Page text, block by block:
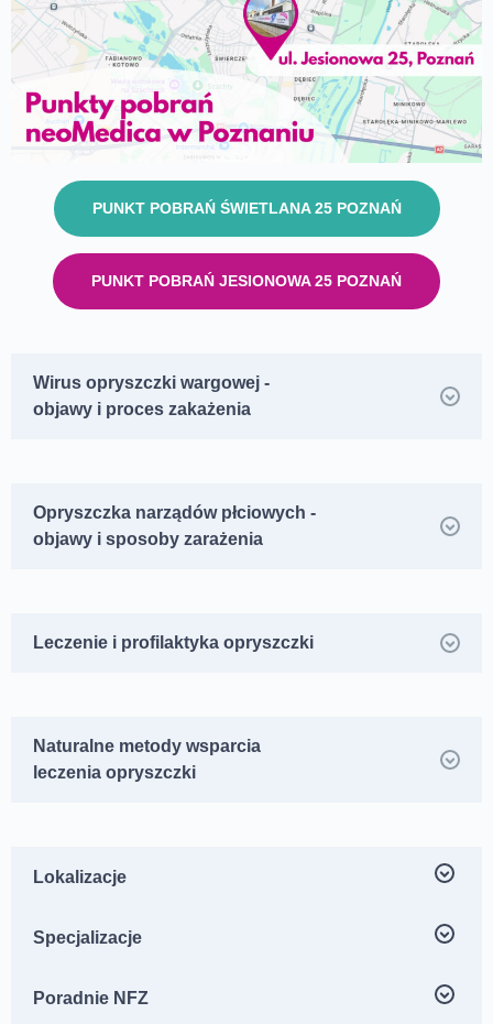
PUNKT POBRAŃ ŚWIETLANA 25 POZNAŃ
PUNKT POBRAŃ JESIONOWA 25 POZNAŃ
Wirus opryszczki wargowej -
objawy i proces zakażenia
Opryszczka narządów płciowych -
objawy i sposoby zarażenia
Leczenie i profilaktyka opryszczki
Naturalne metody wsparcia
leczenia opryszczki
Lokalizacje
Centrum Medyczne neoMedica ul. Jesionowa 25,
Lekarz rodzinny NFZ – Jesionowa 25 Poznań
Centrum Medyczne neoMedica – ul. Kościelna 33/u4,
Specjalizacje
Poradnie NFZ